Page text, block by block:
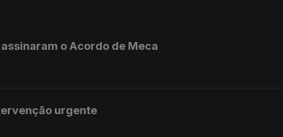
o Acordo de Meca
urgente